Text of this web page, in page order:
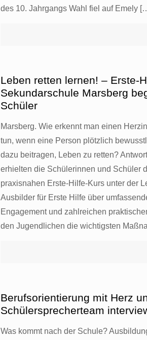
des 10. Jahrgangs Wahl fiel auf Emely
Leben retten lernen! – Erste-
Sekundarschule Marsberg
Schüler
Marsberg. Wie erkennt man einen
tun, wenn eine Person plötzlich
dazu beitragen, Leben zu retten?
erhielten die Schülerinnen und Schüler
praxisnahen Erste-Hilfe-Kurs unter der
Ausbilder für Erste Hilfe über
Engagement und zahlreichen
den Jugendlichen die wichtigsten
Berufsorientierung mit Herz
Schülersprecherteam
Was kommt nach der Schule?